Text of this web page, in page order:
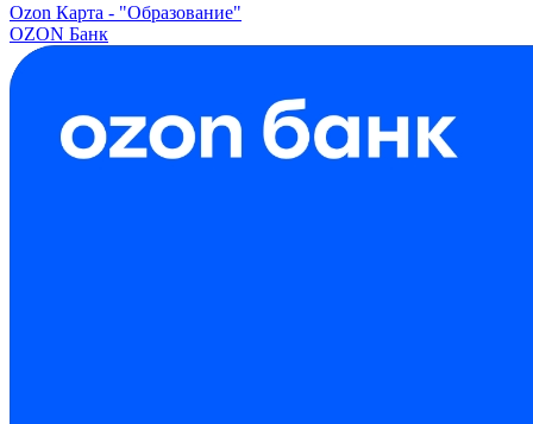
Ozon Карта - "Образование"
OZON Банк